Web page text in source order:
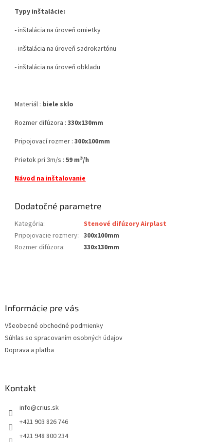
Typy inštalácie:
- inštalácia na úroveň omietky
- inštalácia na úroveň sadrokartónu
- inštalácia na úroveň obkladu
Materiál : biele sklo
Rozmer difúzora : 330x130mm
Pripojovací rozmer : 300x100mm
Prietok pri 3m/s : 59 m3/h
Návod na inštalovanie
Dodatočné parametre
Kategória:
Stenové difúzory Airplast
Pripojovacie rozmery: 300x100mm
Rozmer difúzora: 330x130mm
Informácie pre vás
Všeobecné obchodné podmienky
Súhlas so spracovaním osobných údajov
Doprava a platba
Kontakt
info@crius.sk
+421 903 826 746
+421 948 800 234